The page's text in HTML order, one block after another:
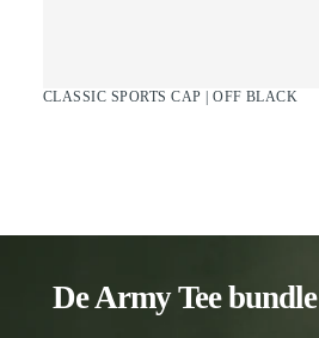
CLASSIC SPORTS CAP | OFF BLACK
De Army Tee bundle